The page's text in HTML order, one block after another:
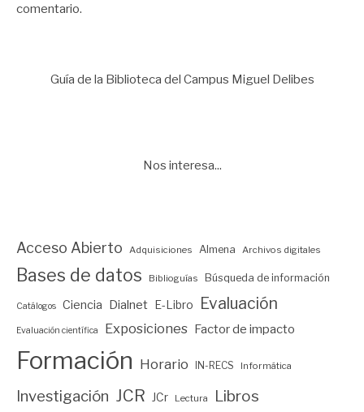
comentario.
Guía de la Biblioteca del Campus Miguel Delibes
Nos interesa...
Acceso Abierto Adquisiciones Almena Archivos digitales
Bases de datos Biblioguías Búsqueda de información
Catálogos Ciencia Dialnet E-Libro Evaluación
Evaluación científica Exposiciones Factor de impacto
Formación Horario IN-RECS Informática
Investigación JCR JCr Lectura Libros